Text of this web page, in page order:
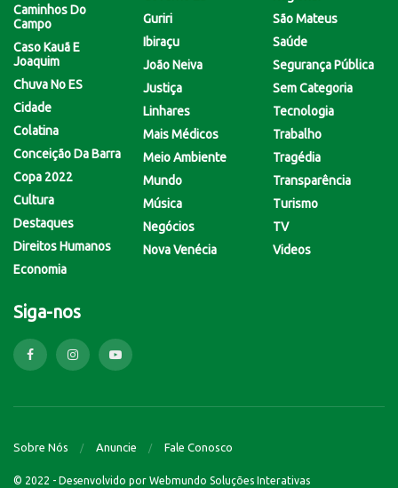
Caminhos Do
Campo
Caso Kauã E
Joaquim
Chuva No ES
Cidade
Colatina
Conceição Da Barra
Copa 2022
Cultura
Destaques
Direitos Humanos
Economia
Guriri
Ibiraçu
João Neiva
Justiça
Linhares
Mais Médicos
Meio Ambiente
Mundo
Música
Negócios
Nova Venécia
São Mateus
Saúde
Segurança Pública
Sem Categoria
Tecnologia
Trabalho
Tragédia
Transparência
Turismo
TV
Videos
Siga-nos
Sobre Nós Anuncie Fale Conosco
© 2022 - Desenvolvido por Webmundo Soluções Interativas